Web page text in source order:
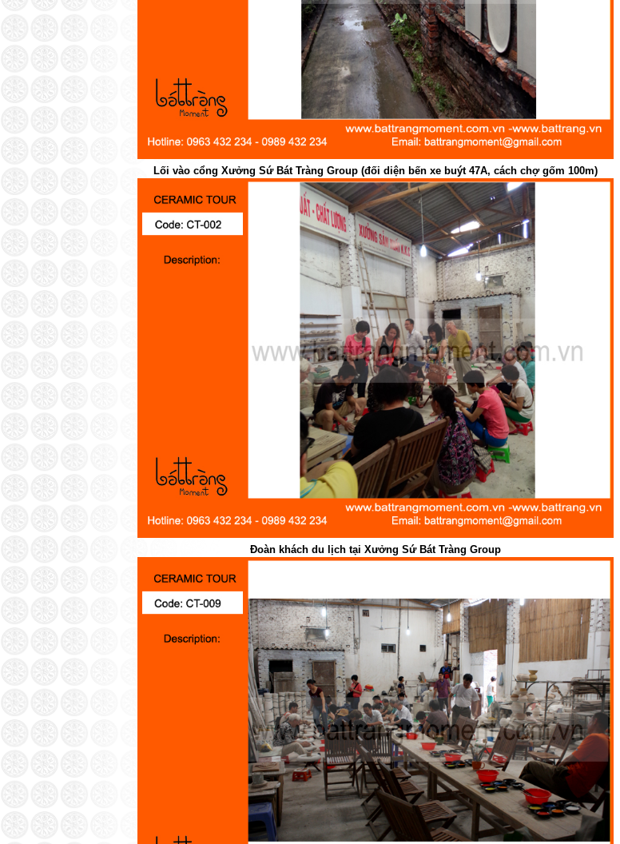
Lối vào cổng Xưởng Sứ Bát Tràng Group (đối diện bến xe buýt 47A, cách chợ gốm 100m)
Đoàn khách du lịch tại Xưởng Sứ Bát Tràng Group